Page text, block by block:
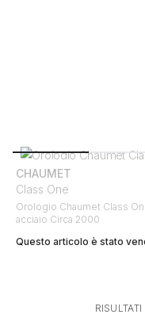
CHAUMET
Class One
Orologio Chaumet Class
acciaio Circa 2000
Questo articolo è stato